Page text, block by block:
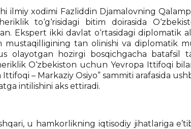
ilmiy xodimi Fazliddin Djamalovning
to‘g‘risidagi bitim doirasida
Ekspert ikki davlat o‘rtasidagi diplomatik
mustaqilligining tan olinishi va diplomatik
olayotgan hozirgi bosqichgacha batafsil
O‘zbekiston uchun Yevropa Ittifoqi
Ittifoqi – Markaziy Osiyo” sammiti arafasida
intilishini aks ettiradi.
u hamkorlikning iqtisodiy jihatlariga